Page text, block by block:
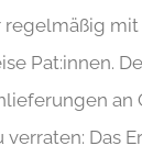
Pat:innen.
an
verraten: Das